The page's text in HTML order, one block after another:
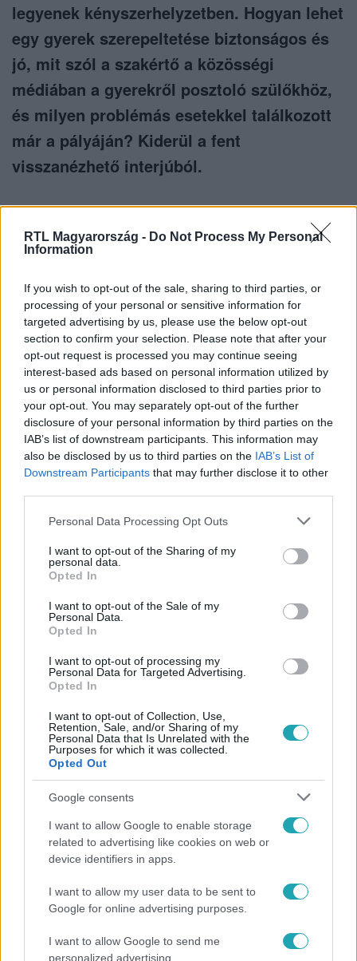
RTL Magyarország - Do Not Process My Personal
Information
If you wish to opt-out of the sale, sharing to third parties, or
processing of your personal or sensitive information for
targeted advertising by us, please use the below opt-out
section to confirm your selection. Please note that after your
opt-out request is processed you may continue seeing
interest-based ads based on personal information utilized by
us or personal information disclosed to third parties prior to
your opt-out. You may separately opt-out of the further
disclosure of your personal information by third parties on the
IAB’s list of downstream participants. This information may
also be disclosed by us to third parties on the IAB’s List of
Downstream Participants that may further disclose it to other
Please note that this website/app uses one or more Google
not limited to your visit or usage behaviour. You may click to
grant or deny consent to Google and its third-party tags to
use your data for below specified purposes in below Google
consent section.
Personal Data Processing Opt Outs
I want to opt-out of the Sharing of my
personal data.
Opted In
I want to opt-out of the Sale of my
Personal Data.
Opted In
I want to opt-out of processing my
Personal Data for Targeted Advertising.
Opted In
I want to opt-out of Collection, Use,
Retention, Sale, and/or Sharing of my
Personal Data that Is Unrelated with the
Purposes for which it was collected.
Opted Out
Google consents
I want to allow Google to enable storage
related to advertising like cookies on web or
device identifiers in apps.
I want to allow my user data to be sent to
Google for online advertising purposes.
I want to allow Google to send me
personalized advertising.
legyenek kényszerhelyzetben. Hogyan lehet
egy gyerek szerepeltetése biztonságos és
jó, mit szól a szakértő a közösségi
médiában a gyerekről posztoló szülőkhöz,
és milyen problémás esetekkel találkozott
már a pályáján? Kiderül a fent
visszanézhető interjúból.
legyen a Google-találatokban!
Facebookon is!
REGGELI #RTL #ADÁSRÉSZLETEK VIDEÓ
GYERMEKJOGOK #SZEREPLÉS #BIZTONSÁG
Népszerű